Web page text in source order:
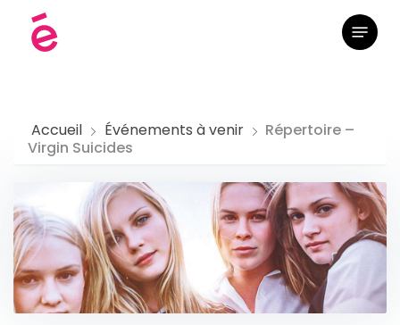
Menu
Accueil Événements à venir
Répertoire –
Virgin Suicides